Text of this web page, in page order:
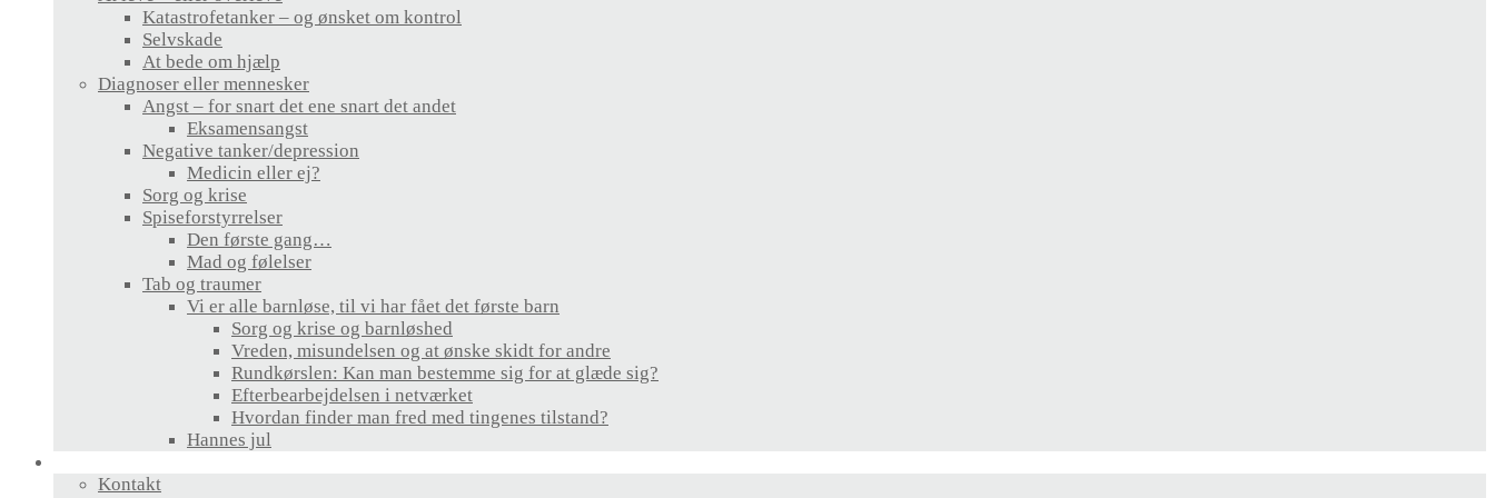
Katastrofetanker – og ønsket om kontrol
Selvskade
At bede om hjælp
Diagnoser eller mennesker
Angst – for snart det ene snart det andet
Eksamensangst
Negative tanker/depression
Medicin eller ej?
Sorg og krise
Spiseforstyrrelser
Den første gang…
Mad og følelser
Tab og traumer
Vi er alle barnløse, til vi har fået det første barn
Sorg og krise og barnløshed
Vreden, misundelsen og at ønske skidt for andre
Rundkørslen: Kan man bestemme sig for at glæde sig?
Efterbearbejdelsen i netværket
Hvordan finder man fred med tingenes tilstand?
Hannes jul
Kontakt